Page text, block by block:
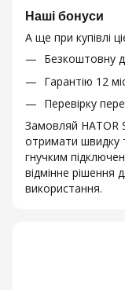
Наші бонуси
А ще при купівлі
Безкоштовну
Гарантію 12
Перевірку
Замовляй HATOR
отримати швидку
гнучким
відмінне рішення
використання.